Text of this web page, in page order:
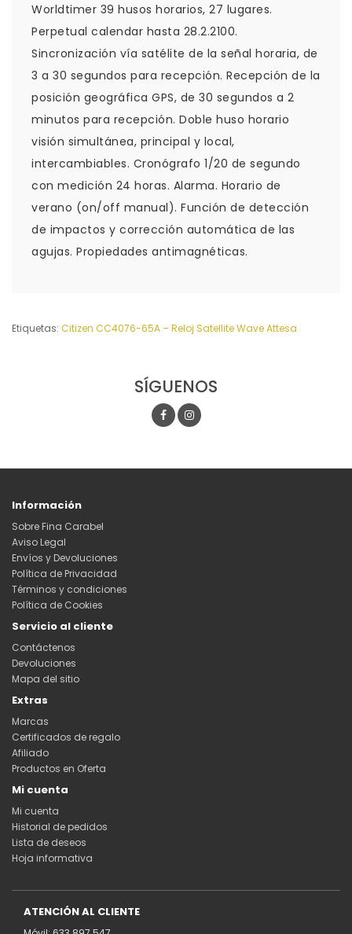
Worldtimer 39 husos horarios, 27 lugares.
Perpetual calendar hasta 28.2.2100.
Sincronización vía satélite de la señal horaria, de
3 a 30 segundos para recepción. Recepción de la
posición geográfica GPS, de 30 segundos a 2
minutos para recepción. Doble huso horario
visión simultánea, principal y local,
intercambiables. Cronógrafo 1/20 de segundo
con medición 24 horas. Alarma. Horario de
verano (on/off manual). Función de detección
de impactos y corrección automática de las
agujas. Propiedades antimagnéticas.
Etiquetas: Citizen CC4076-65A – Reloj Satellite Wave Attesa
SÍGUENOS
Información
Sobre Fina Carabel
Aviso Legal
Envíos y Devoluciones
Política de Privacidad
Términos y condiciones
Política de Cookies
Servicio al cliente
Contáctenos
Devoluciones
Mapa del sitio
Extras
Marcas
Certificados de regalo
Afiliado
Productos en Oferta
Mi cuenta
Mi cuenta
Historial de pedidos
Lista de deseos
Hoja informativa
ATENCIÓN AL CLIENTE